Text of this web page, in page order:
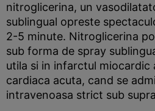
nitroglicerina, un
sublingual opreste
2-5 minute. Nitroglicerina
sub forma de spray
utila si in infarctul miocardic
cardiaca acuta, cand se
intravenoasa strict sub